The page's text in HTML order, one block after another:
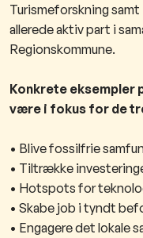
Turismeforskningsamt
allerede aktiv part i
Regionskommune.
Konkrete eksempler
være i fokus for de
• Blive fossilfrie
• Tiltrække
• Hotspots for
• Skabe job i tyndt
• Engagere det lokale